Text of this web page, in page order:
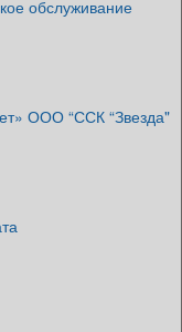
обслуживание
ООО “ССК “Звезда"